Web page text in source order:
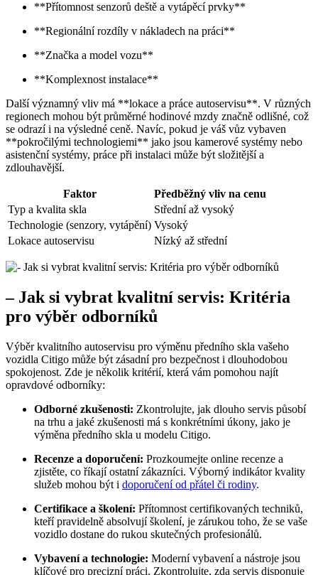
**Přítomnost senzorů deště a vytápěcí prvky**
**Regionální rozdíly v nákladech na práci**
**Značka a model vozu**
**Komplexnost instalace**
Další významný vliv má **lokace a práce autoservisu**. V různých
regionech mohou být průměrné hodinové mzdy značně odlišné, což
se odrazí i na výsledné ceně. Navíc, pokud je váš vůz vybaven
**pokročilými technologiemi** jako jsou kamerové systémy nebo
asistenční systémy, práce při instalaci může být složitější a
zdlouhavější.
Faktor
Předběžný vliv na cenu
Typ a kvalita skla
Střední až vysoký
Technologie (senzory, vytápění) Vysoký
Lokace autoservisu
Nízký až střední
– Jak si vybrat kvalitní servis: Kritéria
pro výběr odborníků
Výběr kvalitního autoservisu pro výměnu předního skla vašeho
vozidla Citigo může být zásadní pro bezpečnost i dlouhodobou
spokojenost. Zde je několik kritérií, která vám pomohou najít
opravdové odborníky:
Odborné zkušenosti: Zkontrolujte, jak dlouho servis působí
na trhu a jaké zkušenosti má s konkrétními úkony, jako je
výměna předního skla u modelu Citigo.
Recenze a doporučení: Prozkoumejte online recenze a
zjistěte, co říkají ostatní zákazníci. Výborný indikátor kvality
služeb mohou být i doporučení od přátel či rodiny.
Certifikace a školení: Přítomnost certifikovaných techniků,
kteří pravidelně absolvují školení, je zárukou toho, že se vaše
vozidlo dostane do rukou skutečných profesionálů.
Vybavení a technologie: Moderní vybavení a nástroje jsou
klíčové pro precizní práci. Zkontrolujte, zda servis disponuje